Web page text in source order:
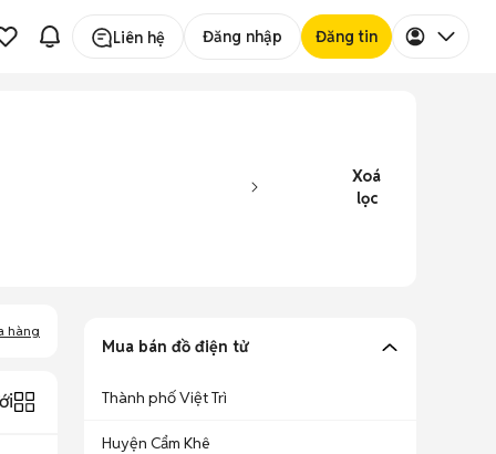
Liên hệ Đăng nhập Đăng tin
Xoá
lọc
hàng
Mua bán đồ điện tử
Thành phố Việt Trì
Huyện Cẩm Khê